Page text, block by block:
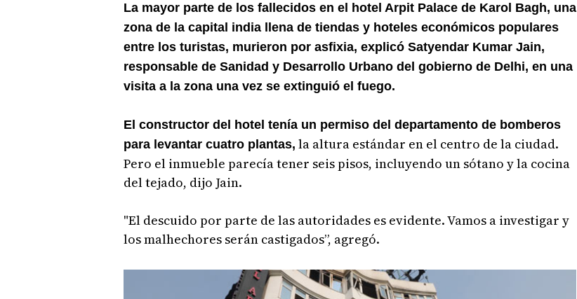
La mayor parte de los fallecidos en el hotel Arpit Palace de Karol Bagh, una
zona de la capital india llena de tiendas y hoteles económicos populares
entre los turistas, murieron por asfixia, explicó Satyendar Kumar Jain,
responsable de Sanidad y Desarrollo Urbano del gobierno de Delhi, en una
visita a la zona una vez se extinguió el fuego.
El constructor del hotel tenía un permiso del departamento de bomberos
para levantar cuatro plantas, la altura estándar en el centro de la ciudad.
Pero el inmueble parecía tener seis pisos, incluyendo un sótano y la cocina
del tejado, dijo Jain.
"El descuido por parte de las autoridades es evidente. Vamos a investigar y
los malhechores serán castigados”, agregó.